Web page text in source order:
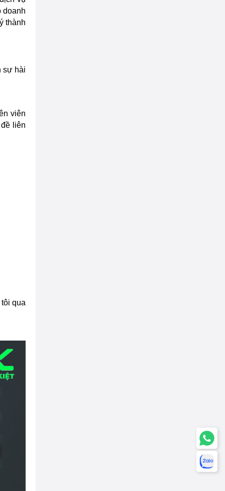
doanh
thành
sự hài
viên
liên
qua